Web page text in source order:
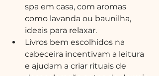
spa em casa, com aromas
como lavanda ou baunilha,
ideais para relaxar.
Livros bem escolhidos na
cabeceira incentivam a leitura
e ajudam a criar rituais de